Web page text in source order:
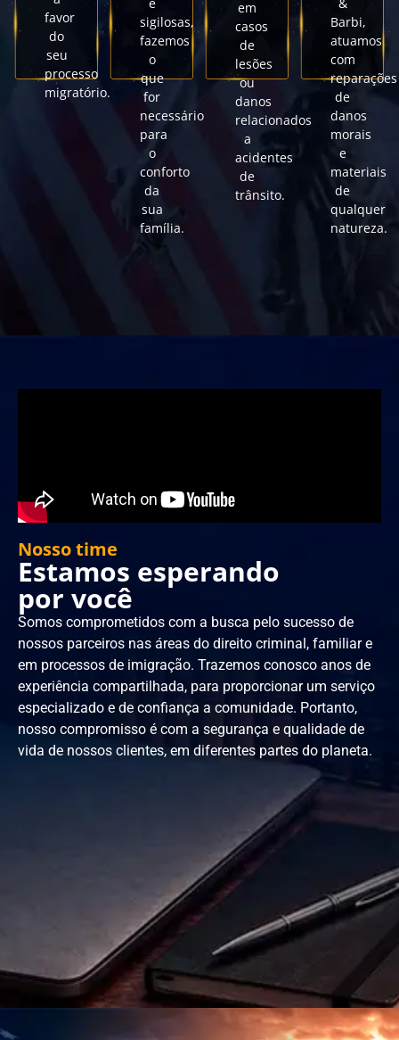
favor
do
seu
processo
migratório.
sigilosas,
fazemos
o
que
for
necessário
para
o
conforto
da
sua
família.
em
casos
de
lesões
ou
danos
relacionados
a
acidentes
de
trânsito.
Barbi,
atuamos
com
reparações
de
danos
morais
e
materiais
de
qualquer
natureza.
Nosso time
Estamos esperando
por você
Somos comprometidos com a busca pelo sucesso de
nossos parceiros nas áreas do direito criminal, familiar e
em processos de imigração. Trazemos conosco anos de
experiência compartilhada, para proporcionar um serviço
especializado e de confiança a comunidade. Portanto,
nosso compromisso é com a segurança e qualidade de
vida de nossos clientes, em diferentes partes do planeta.